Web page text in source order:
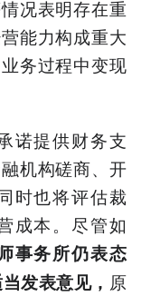
况表明存在重
能力构成重大
务过程中变现
诺提供财务支
机构磋商、开
时也将评估裁
成本。尽管如
事务所仍表态
发表意见， 原